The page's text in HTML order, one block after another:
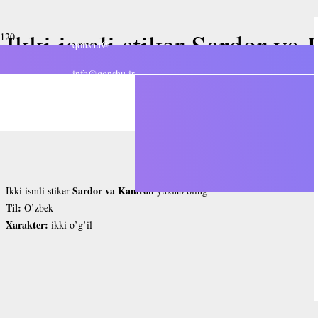
qonshu@
info@qonshu.ir
Ikki ismli stiker Sardor va
Ikki ismli stiker Sardor va Kamronyuklab oling
Til: O’zbek
Xarakter: ikki o’g’il